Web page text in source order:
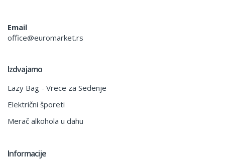
Email
office@euromarket.rs
Izdvajamo
Lazy Bag - Vrece za Sedenje
Električni šporeti
Merač alkohola u dahu
Informacije